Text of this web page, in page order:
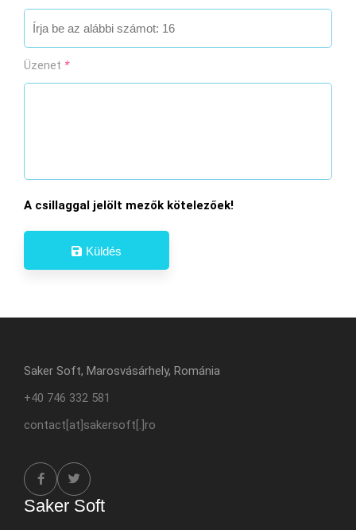
Üzenet *
A csillaggal jelölt mezők kötelezőek!
Küldés
Saker Soft, Marosvásárhely, Románia
+40 746 332 581
contact[at]sakersoft[.]ro
Saker Soft